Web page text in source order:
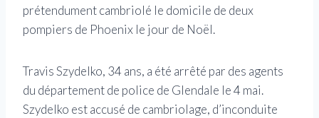
prétendument cambriolé le domicile de deux
pompiers de Phoenix le jour de Noël.
Travis Szydelko, 34 ans, a été arrêté par des agents
du département de police de Glendale le 4 mai.
Szydelko est accusé de cambriolage, d’inconduite